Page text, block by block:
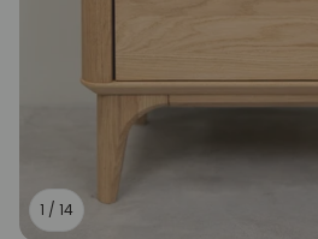
1 / 14